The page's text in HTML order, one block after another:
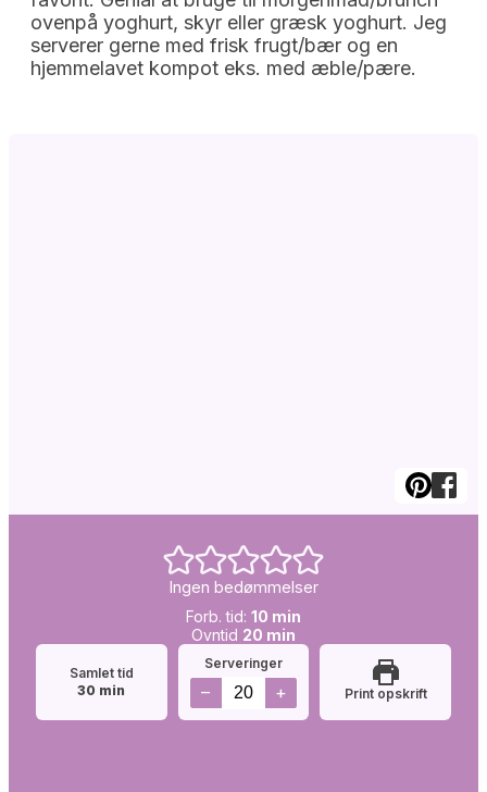
ovenpå yoghurt, skyr eller græsk yoghurt. Jeg
serverer gerne med frisk frugt/bær og en
hjemmelavet kompot eks. med æble/pære.
Ingen bedømmelser
Forb.
tid:
Forb. tid: 10 minutter
min
Simretid:
Ovntid 20 minutter
min
Samlet tid
30 minutter
min
Serveringer
– + Print opskrift